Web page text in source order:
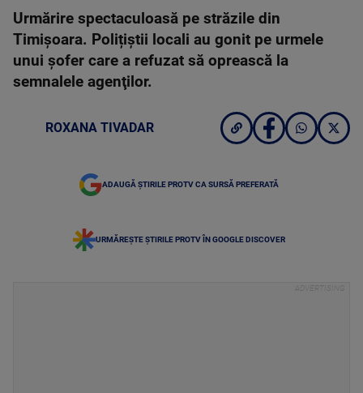
Urmărire spectaculoasă pe străzile din
Timișoara. Polițiștii locali au gonit pe urmele
unui şofer care a refuzat să oprească la
semnalele agenţilor.
ROXANA TIVADAR
ADAUGĂ ȘTIRILE PROTV CA SURSĂ PREFERATĂ
URMĂREȘTE ȘTIRILE PROTV ÎN GOOGLE DISCOVER